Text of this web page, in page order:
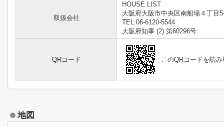
取扱会社
HOUSE LIST
大阪府大阪市中央区南船場４丁目
TEL:06-6120-5544
大阪府知事 (2) 第60296号
QRコード このQRコードを読
地図